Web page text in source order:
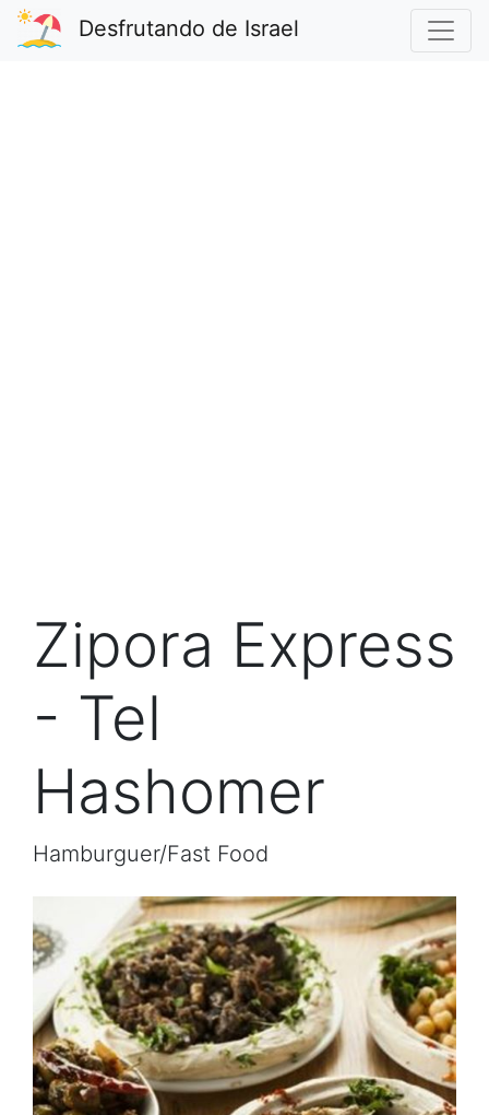
Desfrutando de Israel
Zipora Express
- Tel
Hashomer
Hamburguer/Fast Food